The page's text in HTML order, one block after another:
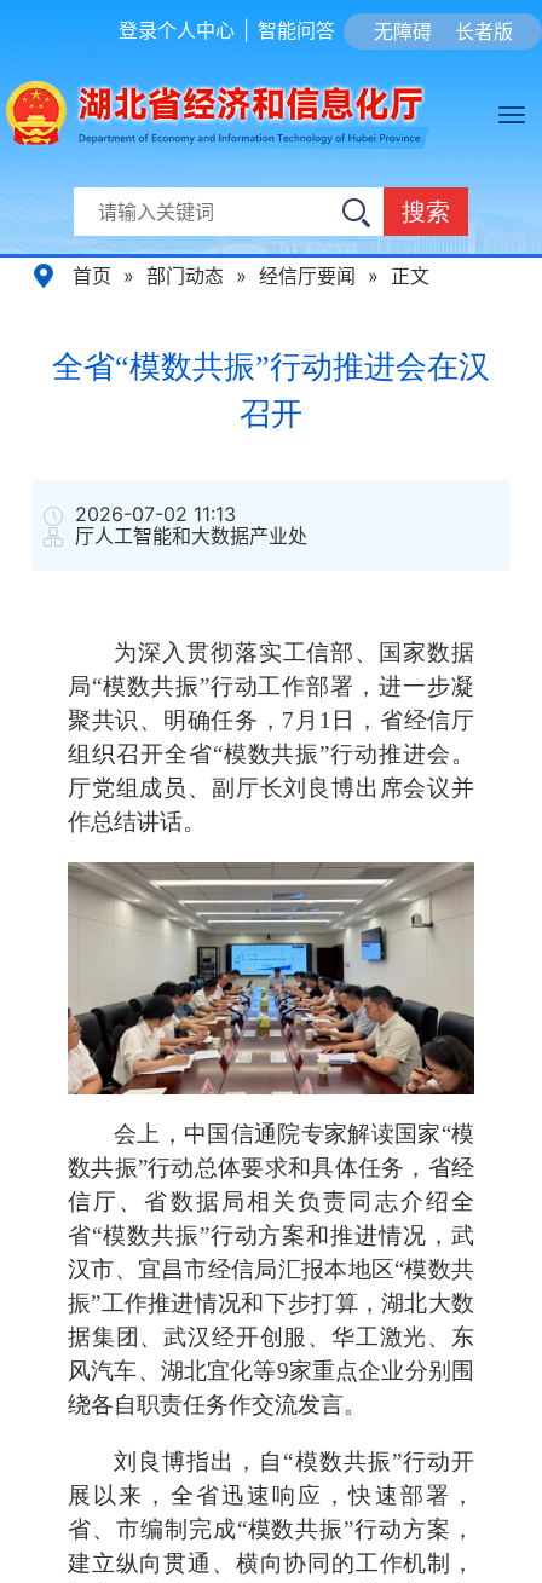
无障碍 长者版
登录个人中心 智能问答
搜索
首页 » 部门动态 » 经信厅要闻 » 正文
全省“模数共振”行动推进会在汉
召开
2026-07-02 11:13
厅人工智能和大数据产业处
为深入贯彻落实工信部、国家数据
局“模数共振”行动工作部署，进一步凝
聚共识、明确任务，7月1日，省经信厅
组织召开全省“模数共振”行动推进会。
厅党组成员、副厅长刘良博出席会议并
作总结讲话。
会上，中国信通院专家解读国家“模
数共振”行动总体要求和具体任务，省经
信厅、省数据局相关负责同志介绍全
省“模数共振”行动方案和推进情况，武
汉市、宜昌市经信局汇报本地区“模数共
振”工作推进情况和下步打算，湖北大数
据集团、武汉经开创服、华工激光、东
风汽车、湖北宜化等9家重点企业分别围
绕各自职责任务作交流发言。
刘良博指出，自“模数共振”行动开
展以来，全省迅速响应，快速部署，
省、市编制完成“模数共振”行动方案，
建立纵向贯通、横向协同的工作机制，